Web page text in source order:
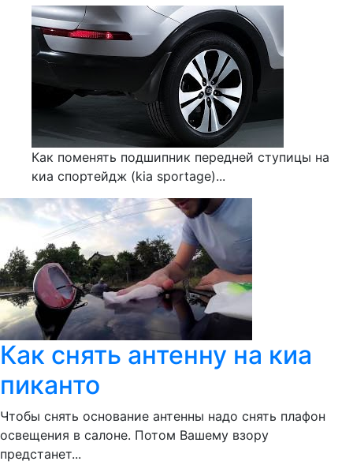
Как поменять подшипник передней ступицы на
киа спортейдж (kia sportage)...
Как снять антенну на киа
пиканто
Чтобы снять основание антенны надо снять плафон
освещения в салоне. Потом Вашему взору
предстанет...